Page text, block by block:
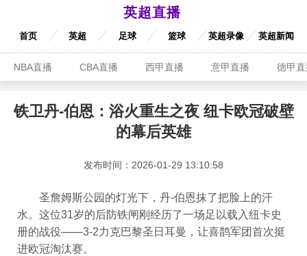
英超直播
首页 英超 足球 篮球 英超录像 英超新闻
NBA直播 CBA直播 西甲直播 意甲直播 德甲
铁卫丹-伯恩：浴火重生之夜 纽卡欧冠破壁
的幕后英雄
发布时间：2026-01-29 13:10:58
圣詹姆斯公园的灯光下，丹-伯恩抹了把脸上的汗
水。这位31岁的后防铁闸刚经历了一场足以载入纽卡史
册的战役——3-2力克巴黎圣日耳曼，让喜鹊军团首次挺
进欧冠淘汰赛。